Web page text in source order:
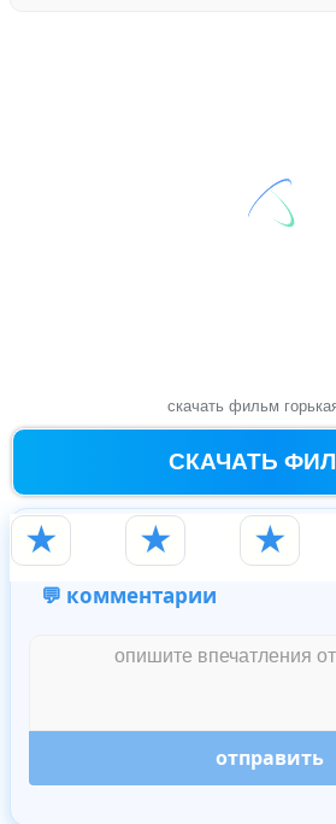
скачать фильм
СКАЧАТЬ
★ ★ ★
💬 комментарии
отправить